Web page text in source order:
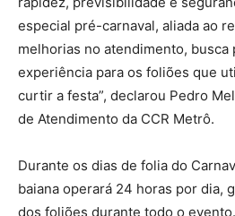
especial pré-carnaval, aliada ao
melhorias no atendimento,
experiência para os foliões que
curtir a festa”, declarou Pedro
de Atendimento da CCR Metrô.
Durante os dias de folia do
baiana operará 24 horas por dia,
dos foliões durante todo o evento.